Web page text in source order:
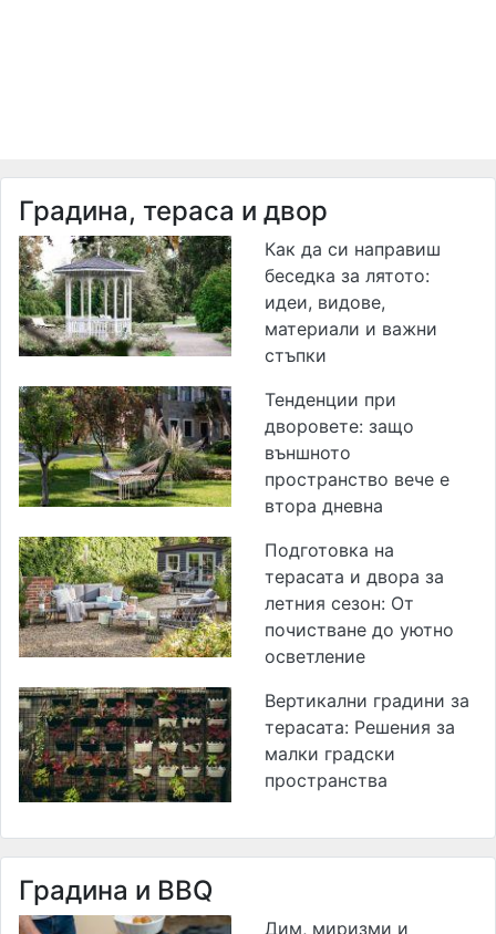
Градина, тераса и двор
Как да си направиш
беседка за лятото:
идеи, видове,
материали и важни
стъпки
Тенденции при
дворовете: защо
външното
пространство вече е
втора дневна
Подготовка на
терасата и двора за
летния сезон: От
почистване до уютно
осветление
Вертикални градини за
терасата: Решения за
малки градски
пространства
Градина и BBQ
Дим, миризми и